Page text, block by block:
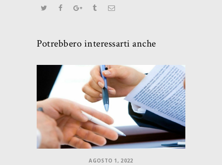
Potrebbero interessarti anche
AGOSTO 1, 2022